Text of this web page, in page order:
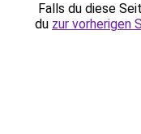
Falls du diese
du zur vorherigen